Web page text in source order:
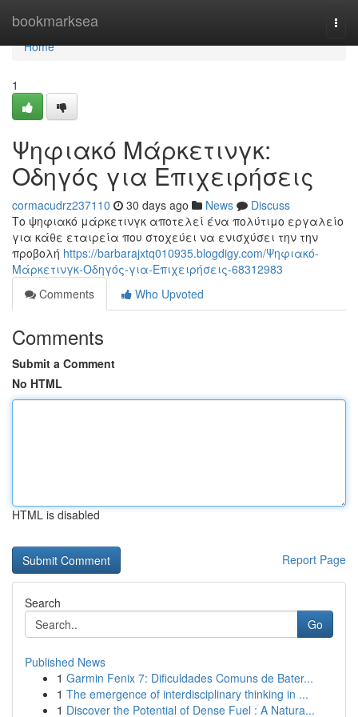
bookmarksea
Home
Home
1
Ψηφιακό Μάρκετινγκ:
Οδηγός για Επιχειρήσεις
cormacudrz237110 30 days ago News
Discuss
Το ψηφιακό μάρκετινγκ αποτελεί ένα πολύτιμο εργαλείο
για κάθε εταιρεία που στοχεύει να ενισχύσει την την
προβολή https://barbarajxtq010935.blogdigy.com/Ψηφιακό-
Μάρκετινγκ-Οδηγός-για-Επιχειρήσεις-68312983
Comments
Who Upvoted
Comments
Submit a Comment
No HTML
HTML is disabled
Report Page
Search
Go
Published News
1 Garmin Fenix 7: Dificuldades Comuns de Bater...
1 The emergence of interdisciplinary thinking in ...
1 Discover the Potential of Dense Fuel : A Natura...